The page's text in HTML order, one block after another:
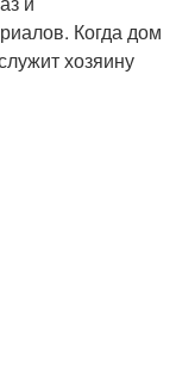
Когда дом
хозяину